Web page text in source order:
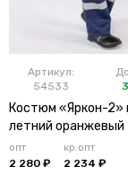
Артикул:
54533
Костюм «Яркон-2»
летний оранжевый
опт
2 280 ₽
кр.опт
2 234 ₽